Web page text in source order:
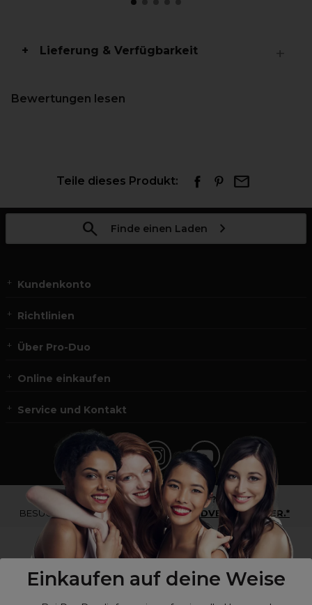
Einkaufen auf deine Weise
Lieferung & Verfügbarkeit
Bewertungen lesen
Teile dieses Produkt:
Finde einen Laden
Kundenkonto
Richtlinien
Über Pro-Duo
Online einkaufen
Service und Kontakt
*Du bist kein Profikunde?
BESUCHE
UNSERE WEBSEITE FÜR ENDVERBRAUCHER.*